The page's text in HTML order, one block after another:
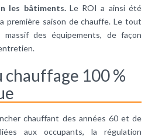
les bâtiments.Le ROI a ainsi été
première saison de chauffe. Le tout
massif des équipements, de façon
chauffage 100 %
chauffant des années 60 et de
aux occupants, la régulation